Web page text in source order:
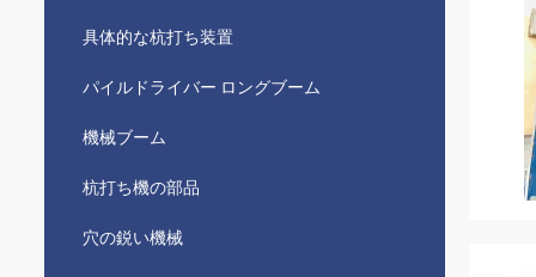
具体的な杭打ち装置
パイルドライバー ロングブーム
機械ブーム
杭打ち機の部品
穴の鋭い機械